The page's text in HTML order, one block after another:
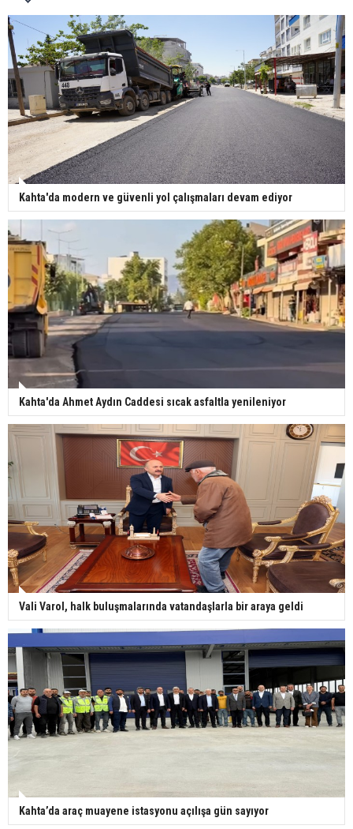
Kahta'da modern ve güvenli yol çalışmaları devam ediyor
Kahta'da Ahmet Aydın Caddesi sıcak asfaltla yenileniyor
Vali Varol, halk buluşmalarında vatandaşlarla bir araya geldi
Kahta’da araç muayene istasyonu açılışa gün sayıyor